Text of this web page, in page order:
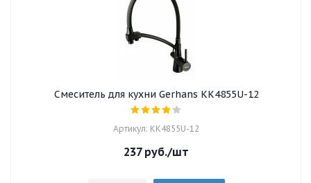
Смеситель для кухни Gerhans KK4855U-12
Артикул: KK4855U-12
237руб./шт